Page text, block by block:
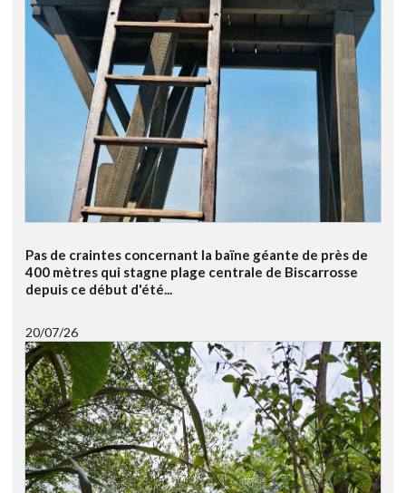
Pas de craintes concernant la baïne géante de près de
400 mètres qui stagne plage centrale de Biscarrosse
depuis ce début d'été...
20/07/26